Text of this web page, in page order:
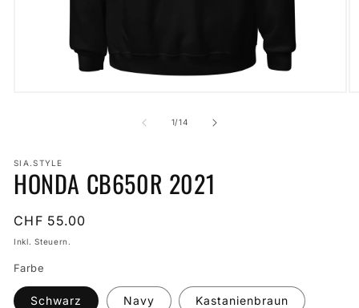
1/von
14
SIA.STYLE
HONDA CB650R 2021
Normaler
Preis
CHF 55.00
Inkl. Steuern.
Farbe
Schwarz Navy Kastanienbraun